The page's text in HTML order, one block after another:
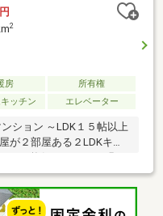
2
房
所有権
ッチン エレベーター
ョン ～LDK１５帖以上
が２部屋ある２LDKキッ
奥行きが約２メートルあ
とができます２重床２重
ナンスやリフォームのし